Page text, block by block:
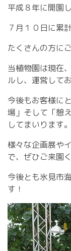
平成８年に開園
７月１０日に累
たくさんの方に
当植物園は現在
ルし、運営して
今後もお客様に
場」そして「憩
してまいります。
様々な企画展や
で、ぜひご来園
今後とも氷見市
す！